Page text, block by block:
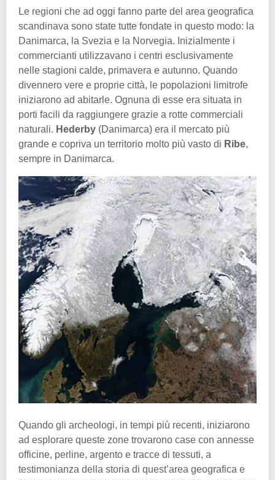
Le regioni che ad oggi fanno parte del area geografica
scandinava sono state tutte fondate in questo modo: la
Danimarca, la Svezia e la Norvegia. Inizialmente i
commercianti utilizzavano i centri esclusivamente
nelle stagioni calde, primavera e autunno. Quando
divennero vere e proprie città, le popolazioni limitrofe
iniziarono ad abitarle. Ognuna di esse era situata in
porti facili da raggiungere grazie a rotte commerciali
naturali. Hederby (Danimarca) era il mercato più
grande e copriva un territorio molto più vasto di Ribe,
sempre in Danimarca.
Quando gli archeologi, in tempi più recenti, iniziarono
ad esplorare queste zone trovarono case con annesse
officine, perline, argento e tracce di tessuti, a
testimonianza della storia di quest’area geografica e